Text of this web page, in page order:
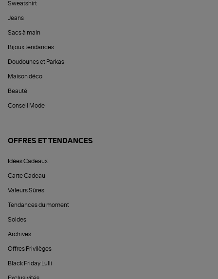
Sweatshirt
Jeans
Sacs à main
Bijoux tendances
Doudounes et Parkas
Maison déco
Beauté
Conseil Mode
OFFRES ET TENDANCES
Idées Cadeaux
Carte Cadeau
Valeurs Sûres
Tendances du moment
Soldes
Archives
Offres Privilèges
Black Friday Lulli